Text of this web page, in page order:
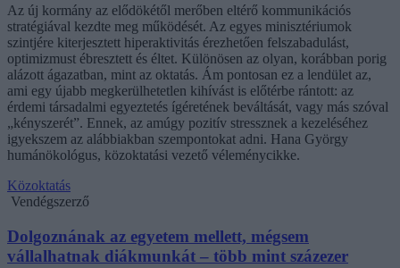
Az új kormány az elődökétől merőben eltérő kommunikációs
stratégiával kezdte meg működését. Az egyes minisztériumok
szintjére kiterjesztett hiperaktivitás érezhetően felszabadulást,
optimizmust ébresztett és éltet. Különösen az olyan, korábban porig
alázott ágazatban, mint az oktatás. Ám pontosan ez a lendület az,
ami egy újabb megkerülhetetlen kihívást is előtérbe rántott: az
érdemi társadalmi egyeztetés ígéretének beváltását, vagy más szóval
„kényszerét”. Ennek, az amúgy pozitív stressznek a kezeléséhez
igyekszem az alábbiakban szempontokat adni. Hana György
humánökológus, közoktatási vezető véleménycikke.
Közoktatás
Vendégszerző
Dolgoznának az egyetem mellett, mégsem
vállalhatnak diákmunkát – több mint százezer